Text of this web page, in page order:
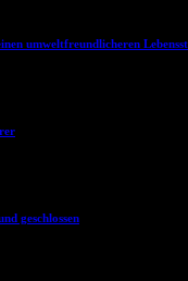
umweltfreundlicheren
geschlossen